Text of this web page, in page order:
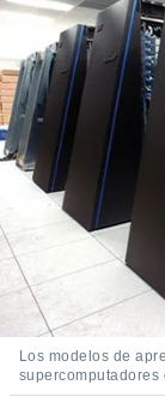
perfiles
utilizar
crear un
uso de
contenido
medir el
de la
el
del
de
Los modelos de